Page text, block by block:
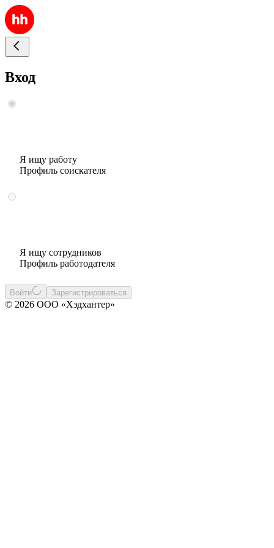
Вход
Я ищу работу
Профиль соискателя
Я ищу сотрудников
Профиль работодателя
Войти Зарегистрироваться
© 2026 ООО «Хэдхантер»